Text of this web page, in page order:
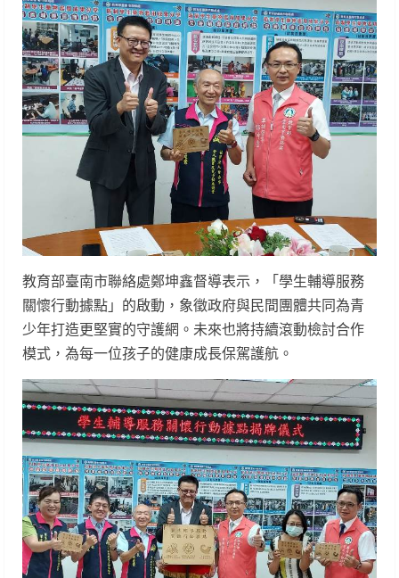
教育部臺南市聯絡處鄭坤鑫督導表示，「學生輔導服務
關懷行動據點」的啟動，象徵政府與民間團體共同為青
少年打造更堅實的守護網。未來也將持續滾動檢討合作
模式，為每一位孩子的健康成長保駕護航。